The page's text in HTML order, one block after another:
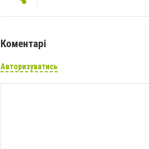
Коментарі
Авторизуватись